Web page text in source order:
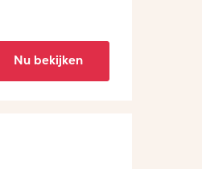
Nu bekijken